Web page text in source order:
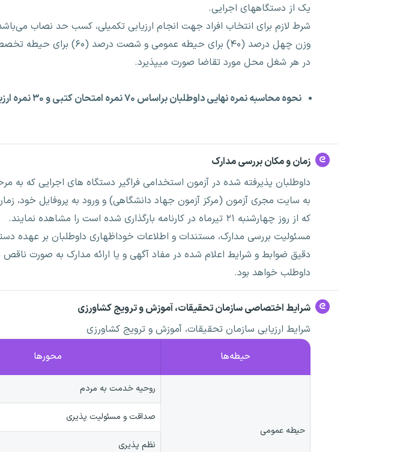
یک از دستگاههای اجرایی.
شرط لازم برای انتخاب افراد جهت انجام ارزیابی تکمیلی، کسب حد نصاب
در هر شغل محل مورد تقاضا صورت میپذیرد.
نحوه محاسبه نمره نهایی داوطلبان براساس ۷۰ نمره امتحان کتبی و ۳۰ نمره ارزیابی تکمیلی است.
زمان و مکان بررسی مدارک
داوطلبان پذیرفته شده در آزمون استخدامی فراگیر دستگاه های اجرایی که به
به سایت مجری آزمون (مرکز آزمون جهاد دانشگاهی) و ورود به پروفایل خود،
که از روز چهارشنبه ۲۱ تیرماه در کارنامه بارگذاری شده است را مشاهده نمایند.
مسئولیت بررسی مدارک، مستندات و اطلاعات خوداظهاری داوطلبان بر عهده
دقیق ضوابط و شرایط اعلام شده در مفاد آگهی و یا ارائه مدارک به صورت ناقص
داوطلب خواهد بود.
شرایط اختصاصی سازمان تحقیقات، آموزش و ترویج کشاورزی
شرایط ارزیابی سازمان تحقیقات، آموزش و ترویج کشاورزی
حیطه‌ها محورها
حیطه عمومی
روحیه خدمت به مردم
صداقت و مسئولیت پذیری
نظم پذیری